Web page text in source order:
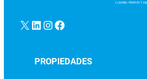
X LinkedIn InstagramFacebook
PROPIEDADES